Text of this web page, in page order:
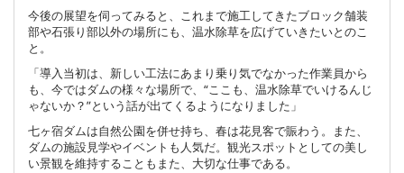
今後の展望を伺ってみると、これまで施工してきたブロック舗装
部や石張り部以外の場所にも、温水除草を広げていきたいとのこ
と。
「導入当初は、新しい工法にあまり乗り気でなかった作業員から
も、今ではダムの様々な場所で、“ここも、温水除草でいけるんじ
ゃないか？”という話が出てくるようになりました」
七ヶ宿ダムは自然公園を併せ持ち、春は花見客で賑わう。また、
ダムの施設見学やイベントも人気だ。観光スポットとしての美し
い景観を維持することもまた、大切な仕事である。